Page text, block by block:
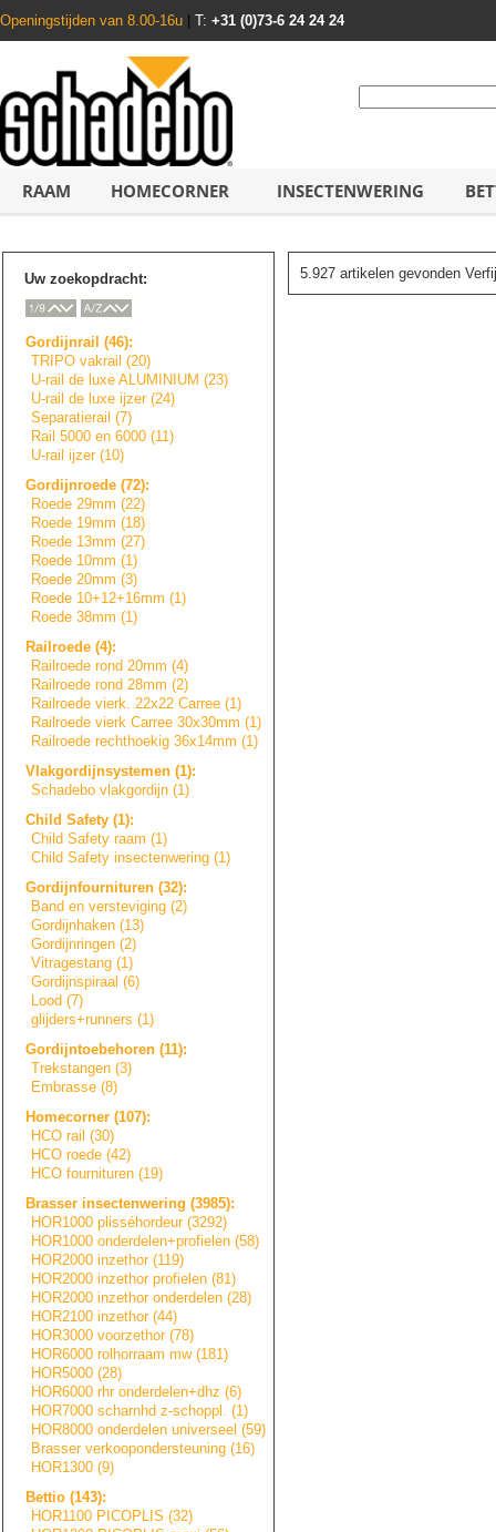
Openingstijden van 8.00-16u T: +31 (0)73-6 24 24 24
RAAM HOMECORNER INSECTENWERING
Uw zoekopdracht:
Gordijnrail (46):
TRIPO vakrail (20)
U-rail de luxe ALUMINIUM (23)
U-rail de luxe ijzer (24)
Separatierail (7)
Rail 5000 en 6000 (11)
U-rail ijzer (10)
Gordijnroede (72):
Roede 29mm (22)
Roede 19mm (18)
Roede 13mm (27)
Roede 10mm (1)
Roede 20mm (3)
Roede 10+12+16mm (1)
Roede 38mm (1)
Railroede (4):
Railroede rond 20mm (4)
Railroede rond 28mm (2)
Railroede vierk. 22x22 Carree (1)
Railroede vierk Carree 30x30mm (1)
Railroede rechthoekig 36x14mm (1)
Vlakgordijnsystemen (1):
Schadebo vlakgordijn (1)
Child Safety (1):
Child Safety raam (1)
Child Safety insectenwering (1)
Gordijnfournituren (32):
Band en versteviging (2)
Gordijnhaken (13)
Gordijnringen (2)
Vitragestang (1)
Gordijnspiraal (6)
Lood (7)
glijders+runners (1)
Gordijntoebehoren (11):
Trekstangen (3)
Embrasse (8)
Homecorner (107):
HCO rail (30)
HCO roede (42)
HCO fournituren (19)
Brasser insectenwering (3985):
HOR1000 plisséhordeur (3292)
HOR1000 onderdelen+profie en (58)
HOR2000 inzethor (119)
HOR2000 inzethor profielen (81)
HOR2000 inzethor onderdelen (28)
HOR2100 inzethor (44)
HOR3000 voorzethor (78)
HOR6000 rolhorraam mw (181)
HOR5000 (28)
HOR6000 rhr onderdelen+dhz (6)
HOR7000 scharnhd z-schoppl. (1)
HOR8000 onderdelen universeel (59)
Brasser verkoopondersteuning (16)
HOR1300 (9)
Bettio (143):
HOR1100 PICOPLIS (32)
5.927 artikelen gevonden